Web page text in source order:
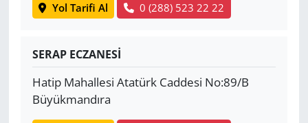
Yol Tarifi Al 0 (288) 523 22 22
SERAP ECZANESİ
Hatip Mahallesi Atatürk Caddesi No:89/B
Büyükmandıra